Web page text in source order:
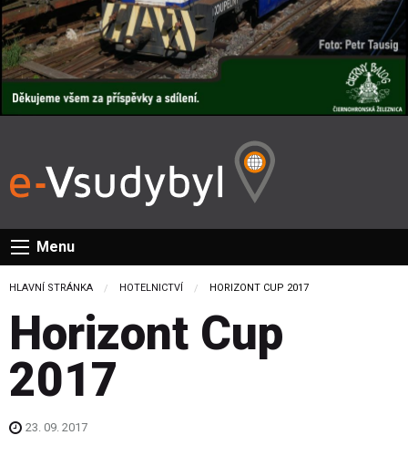
Menu
HLAVNÍ STRÁNKA HOTELNICTVÍ CURRENT:
HORIZONT CUP 2017
Horizont Cup
2017
23. 09. 2017